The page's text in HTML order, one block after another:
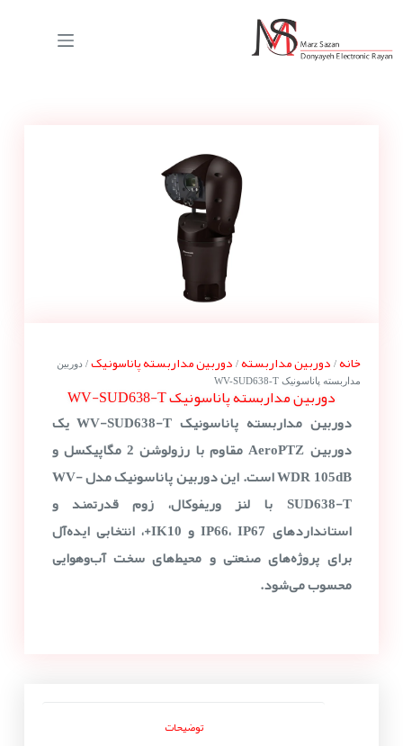
خانه/ دوربین مداربسته/ دوربین مداربسته پاناسونیک/ دوربین
مداربسته پاناسونیک WV-SUD638-T
دوربین مداربسته پاناسونیک WV-SUD638-T
دوربین مداربسته پاناسونیک WV-SUD638-T یک
دوربین AeroPTZ مقاوم با رزولوشن 2 مگاپیکسل و
WDR 105dB است. این دوربین پاناسونیک مدل WV-
SUD638-T با لنز وریفوکال، زوم قدرتمند و
استانداردهای IP66، IP67 و IK10+، انتخابی ایده‌آل
برای پروژه‌های صنعتی و محیط‌های سخت آب‌وهوایی
محسوب می‌شود.
توضیحات